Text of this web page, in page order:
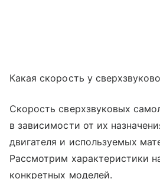
Какая скорость у
Скорость сверхзвуковых
в зависимости от их
двигателя и используемых
Рассмотрим характеристики
конкретных моделей.